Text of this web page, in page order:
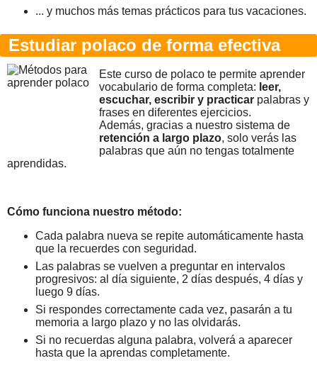
... y muchos más temas prácticos para tus vacaciones.
Estudiar polaco de forma efectiva
Este curso de polaco te permite aprender
vocabulario de forma completa: leer,
escuchar, escribir y practicar palabras y
frases en diferentes ejercicios.
Además, gracias a nuestro sistema de
retención a largo plazo, solo verás las
palabras que aún no tengas totalmente
aprendidas.
Cómo funciona nuestro método:
Cada palabra nueva se repite automáticamente hasta
que la recuerdes con seguridad.
Las palabras se vuelven a preguntar en intervalos
progresivos: al día siguiente, 2 días después, 4 días y
luego 9 días.
Si respondes correctamente cada vez, pasarán a tu
memoria a largo plazo y no las olvidarás.
Si no recuerdas alguna palabra, volverá a aparecer
hasta que la aprendas completamente.